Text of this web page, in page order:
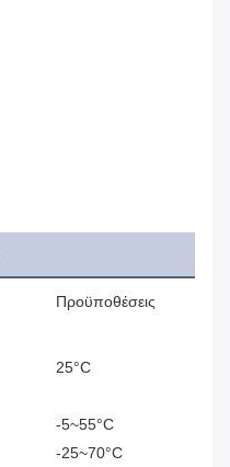
Προϋποθέσεις
25°C
-5~55°C
-25~70°C